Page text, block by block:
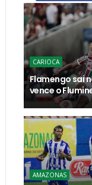
CARIOCA
Flamengo sai
vence o
AMAZONAS